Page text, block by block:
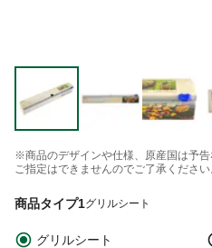
※商品のデザインや仕様、原産国は予告
ご指定はできませんのでご了承ください
商品タイプ1グリルシート
グリルシート